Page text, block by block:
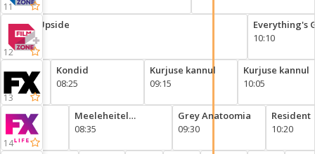
11
12
13
14
The Upside
08:05
Everything's
10:10
Kondid
08:25
Kurjuse kannul
09:15
Kurjuse kannul
10:05
Meeleheitel
koduperenaised
08:35
Grey Anatoomia
09:30
Resident
10:20